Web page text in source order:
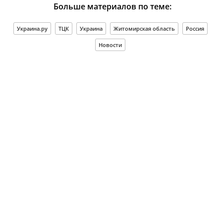
Больше материалов по теме:
Украина.ру ТЦК Украина Житомирская область Россия
Новости